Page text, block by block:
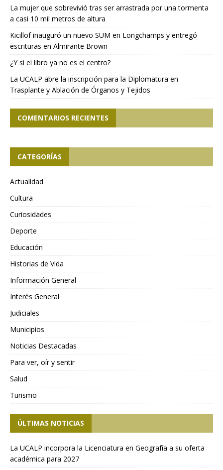
La mujer que sobrevivió tras ser arrastrada por una tormenta
a casi 10 mil metros de altura
Kicillof inauguró un nuevo SUM en Longchamps y entregó
escrituras en Almirante Brown
¿Y si el libro ya no es el centro?
La UCALP abre la inscripción para la Diplomatura en
Trasplante y Ablación de Órganos y Tejidos
COMENTARIOS RECIENTES
CATEGORÍAS
Actualidad
Cultura
Curiosidades
Deporte
Educación
Historias de Vida
Información General
Interés General
Judiciales
Municipios
Noticias Destacadas
Para ver, oír y sentir
Salud
Turismo
ÚLTIMAS NOTICIAS
La UCALP incorpora la Licenciatura en Geografía a su oferta
académica para 2027